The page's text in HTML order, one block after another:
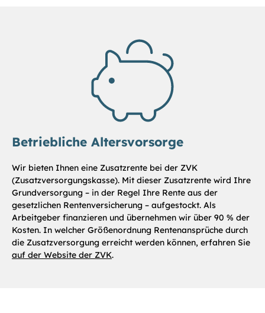
Betriebliche Altersvorsorge
Wir bieten Ihnen eine Zusatzrente bei der ZVK
(Zusatzversorgungskasse). Mit dieser Zusatzrente wird Ihre
Grundversorgung – in der Regel Ihre Rente aus der
gesetzlichen Rentenversicherung – aufgestockt. Als
Arbeitgeber finanzieren und übernehmen wir über 90 % der
Kosten. In welcher Größenordnung Rentenansprüche durch
die Zusatzversorgung erreicht werden können, erfahren Sie
auf der Website der ZVK.